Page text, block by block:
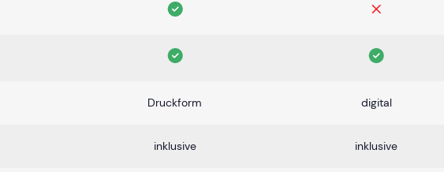
Druckform digital
inklusive inklusive